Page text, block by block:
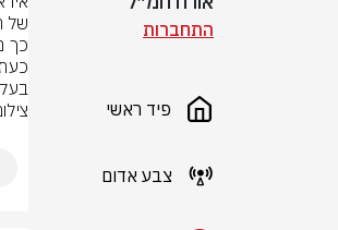
התחברות
פיד ראשי
צבע אדום